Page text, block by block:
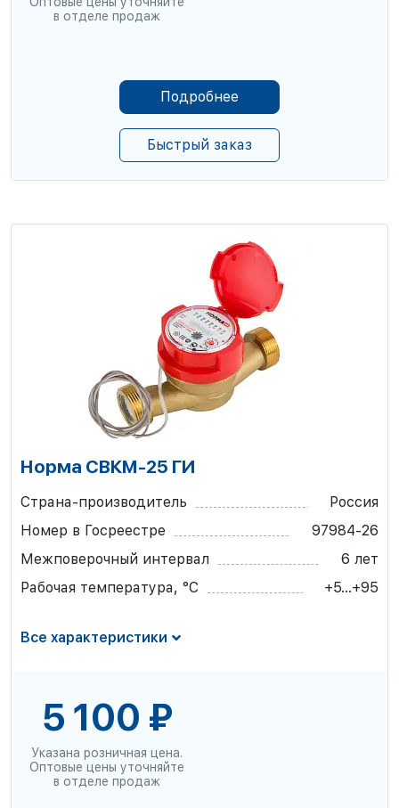
в отделе продаж
Подробнее
Быстрый заказ
Норма СВКМ-25 ГИ
Страна-производитель
Россия
Номер в Госреестре
97984-26
Межповерочный интервал
6 лет
Рабочая температура, °С
+5...+95
Все характеристики
5 100 ₽
Указана розничная цена.
Оптовые цены уточняйте
в отделе продаж